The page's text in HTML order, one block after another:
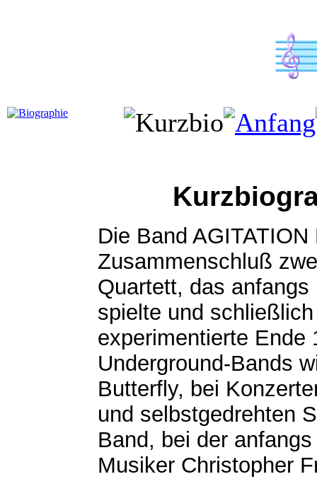
Die Band
Zusammenschluß
Quartett, das
spielte und
experimentierte Ende
Underground-Bands
Butterfly, bei
und selbstgedrehten
Band, bei der
Musiker Christopher